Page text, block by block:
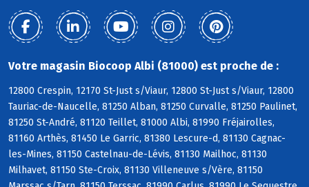
Votre magasin Biocoop Albi (81000) est proche de :
12800 Crespin, 12170 St-Just s/Viaur, 12800 St-Just s/Viaur, 12800
Tauriac-de-Naucelle, 81250 Alban, 81250 Curvalle, 81250 Paulinet,
81250 St-André, 81120 Teillet, 81000 Albi, 81990 Fréjairolles,
81160 Arthès, 81450 Le Garric, 81380 Lescure-d, 81130 Cagnac-
les-Mines, 81150 Castelnau-de-Lévis, 81130 Mailhoc, 81130
Milhavet, 81150 Ste-Croix, 81130 Villeneuve s/Vère, 81150